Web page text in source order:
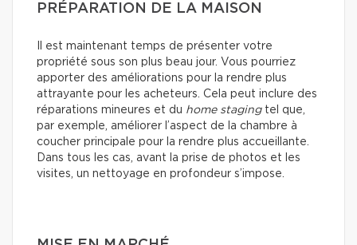
PRÉPARATION DE LA MAISON
Il est maintenant temps de présenter votre
propriété sous son plus beau jour. Vous pourriez
apporter des améliorations pour la rendre plus
attrayante pour les acheteurs. Cela peut inclure des
réparations mineures et du home stagingtel que,
par exemple, améliorer l’aspect de la chambre à
coucher principale pour la rendre plus accueillante.
Dans tous les cas, avant la prise de photos et les
visites, un nettoyage en profondeur s’impose.